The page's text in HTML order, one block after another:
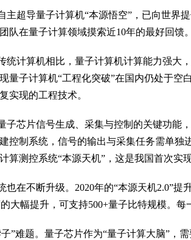
主超导量子计算机“本源悟空”，已向世
队在量子计算领域摸索近10年的最好回馈。
计算机相比，量子计算机计算能力强
量子计算机“工程化突破”在国内仍处于
实现的工程技术。
芯片信号生成、采集与控制的关键功能
控制系统，信号的输出与采集任务需单
算测控系统“本源天机”，这是我国首次实
在不断升级。2020年的“本源天机2.0”提
大幅提升，可支持500+量子比特规模。
”难题。量子芯片作为“量子计算大脑”，